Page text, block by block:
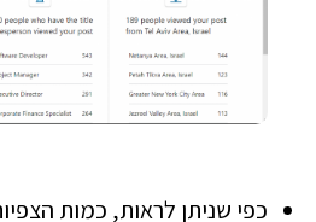
כפי שניתן לראות, כמות